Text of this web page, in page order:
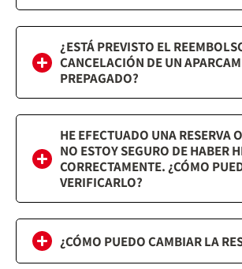
¿ESTÁ PREVISTO EL
CANCELACIÓN DE UN
PREPAGADO?
HE EFECTUADO UNA RESERVA
NO ESTOY SEGURO DE HABER
CORRECTAMENTE. ¿CÓMO
VERIFICARLO?
¿CÓMO PUEDO CAMBIAR LA